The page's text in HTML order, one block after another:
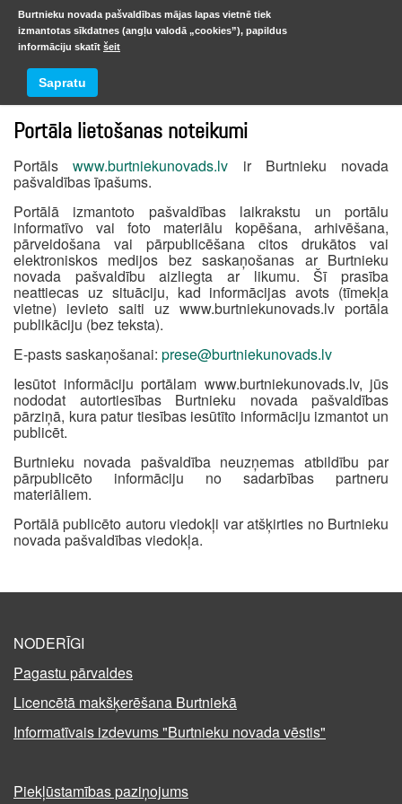
Burtnieku pagasta bibliotēka
Portāla lietošanas noteikumi
Portālswww.burtniekunovads.lv ir Burtnieku novada
pašvaldības īpašums.
Portālā izmantoto pašvaldības laikrakstu un portālu
informatīvo vai foto materiālu kopēšana, arhivēšana,
pārveidošana vai pārpublicēšana citos drukātos vai
elektroniskos medijos bez saskaņošanas ar Burtnieku
novada pašvaldību aizliegta ar likumu. Šī prasība
neattiecas uz situāciju, kad informācijas avots (tīmekļa
vietne) ievieto saiti uz www.burtniekunovads.lv portāla
publikāciju (bez teksta).
E-pasts saskaņošanai: prese@burtniekunovads.lv
Iesūtot informāciju portālam www.burtniekunovads.lv, jūs
nododat autortiesības Burtnieku novada pašvaldības
pārziņā, kura patur tiesības iesūtīto informāciju izmantot un
publicēt.
Burtnieku novada pašvaldība neuzņemas atbildību par
pārpublicēto informāciju no sadarbības partneru
materiāliem.
Portālā publicēto autoru viedokļi var atšķirties no Burtnieku
novada pašvaldības viedokļa.
NODERĪGI
Pagastu pārvaldes
Licencētā makšķerēšana Burtniekā
Informatīvais izdevums "Burtnieku novada vēstis"
Piekļūstamības paziņojums
Burtnieku novada pašvaldības mājas lapas vietnē tiek
izmantotas sīkdatnes (angļu valodā „cookies”), papildus
informāciju skatīt šeit
Sapratu